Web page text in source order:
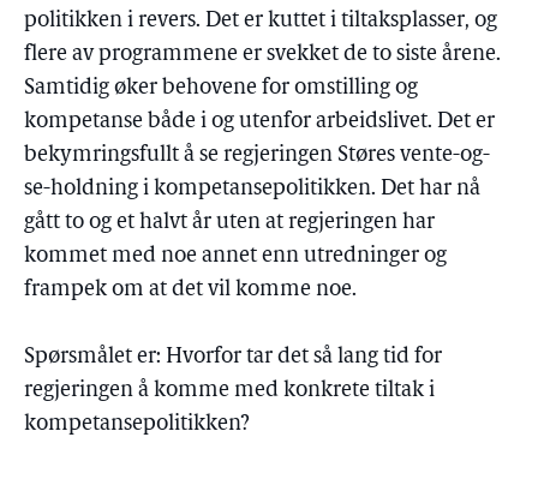
politikken i revers. Det er kuttet i tiltaksplasser, og
flere av programmene er svekket de to siste årene.
Samtidig øker behovene for omstilling og
kompetanse både i og utenfor arbeidslivet. Det er
bekymringsfullt å se regjeringen Støres vente-og-
se-holdning i kompetansepolitikken. Det har nå
gått to og et halvt år uten at regjeringen har
kommet med noe annet enn utredninger og
frampek om at det vil komme noe.
Spørsmålet er: Hvorfor tar det så lang tid for
regjeringen å komme med konkrete tiltak i
kompetansepolitikken?